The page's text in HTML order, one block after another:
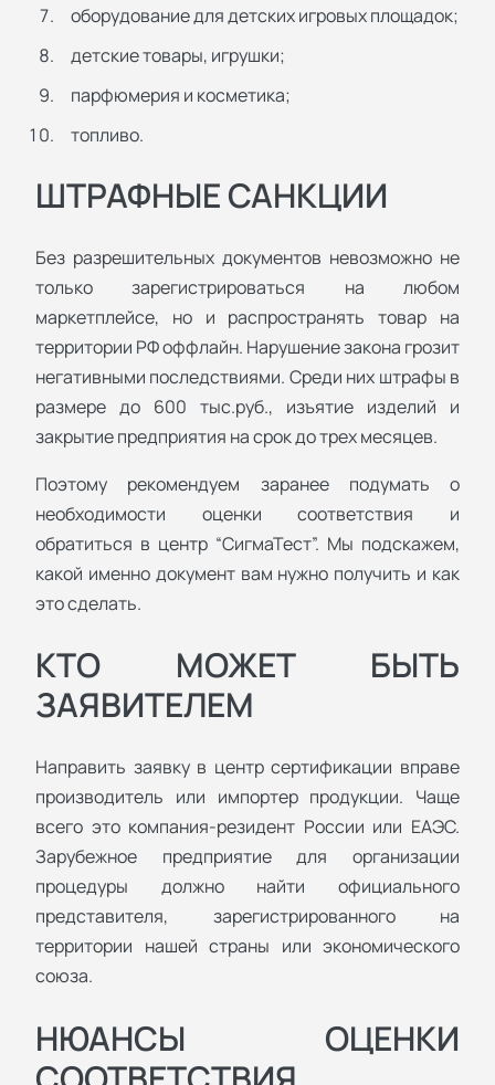
оборудование для детских игровых площадок;
детские товары, игрушки;
парфюмерия и косметика;
топливо.
ШТРАФНЫЕ САНКЦИИ
Без разрешительных документов невозможно не
только зарегистрироваться на любом
маркетплейсе, но и распространять товар на
территории РФ оффлайн. Нарушение закона грозит
негативными последствиями. Среди них штрафы в
размере до 600 тыс.руб., изъятие изделий и
закрытие предприятия на срок до трех месяцев.
Поэтому рекомендуем заранее подумать о
необходимости оценки соответствия и
обратиться в центр “СигмаТест”. Мы подскажем,
какой именно документ вам нужно получить и как
это сделать.
КТО МОЖЕТ БЫТЬ
ЗАЯВИТЕЛЕМ
Направить заявку в центр сертификации вправе
производитель или импортер продукции. Чаще
всего это компания-резидент России или ЕАЭС.
Зарубежное предприятие для организации
процедуры должно найти официального
представителя, зарегистрированного на
территории нашей страны или экономического
союза.
НЮАНСЫ ОЦЕНКИ